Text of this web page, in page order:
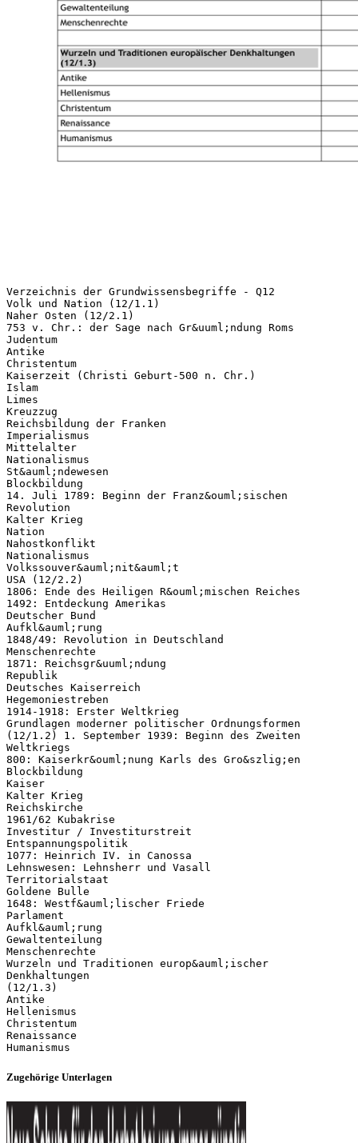
Verzeichnis der Grundwissensbegriffe - Q12
Volk und Nation (12/1.1)
Naher Osten (12/2.1)
753 v. Chr.: der Sage nach Gr&uuml;ndung Roms
Judentum
Antike
Christentum
Kaiserzeit (Christi Geburt-500 n. Chr.)
Islam
Limes
Kreuzzug
Reichsbildung der Franken
Imperialismus
Mittelalter
Nationalismus
St&auml;ndewesen
Blockbildung
14. Juli 1789: Beginn der Franz&ouml;sischen
Revolution
Kalter Krieg
Nation
Nahostkonflikt
Nationalismus
Volkssouver&auml;nit&auml;t
USA (12/2.2)
1806: Ende des Heiligen R&ouml;mischen Reiches
1492: Entdeckung Amerikas
Deutscher Bund
Aufkl&auml;rung
1848/49: Revolution in Deutschland
Menschenrechte
1871: Reichsgr&uuml;ndung
Republik
Deutsches Kaiserreich
Hegemoniestreben
1914-1918: Erster Weltkrieg
Grundlagen moderner politischer Ordnungsformen
(12/1.2) 1. September 1939: Beginn des Zweiten
Weltkriegs
800: Kaiserkr&ouml;nung Karls des Gro&szlig;en
Blockbildung
Kaiser
Kalter Krieg
Reichskirche
1961/62 Kubakrise
Investitur / Investiturstreit
Entspannungspolitik
1077: Heinrich IV. in Canossa
Lehnswesen: Lehnsherr und Vasall
Territorialstaat
Goldene Bulle
1648: Westf&auml;lischer Friede
Parlament
Aufkl&auml;rung
Gewaltenteilung
Menschenrechte
Wurzeln und Traditionen europ&auml;ischer
Denkhaltungen
(12/1.3)
Antike
Hellenismus
Christentum
Renaissance
Zugehörige Unterlagen